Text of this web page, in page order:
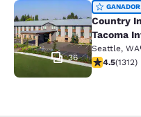
Country Inn &
36
Country
Tacoma
Seattle, WA
Calificación
4.5(1312)